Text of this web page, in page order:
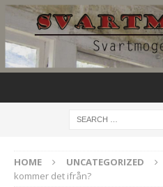
HOME UNCATEGORIZED
kommer det ifrån?